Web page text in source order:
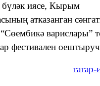
бүләк иясе, Кырым
атказанган
варислары”
фестивален